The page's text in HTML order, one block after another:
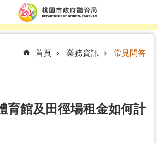
首頁 業務資訊 常見問答
育館及田徑場租金如何計